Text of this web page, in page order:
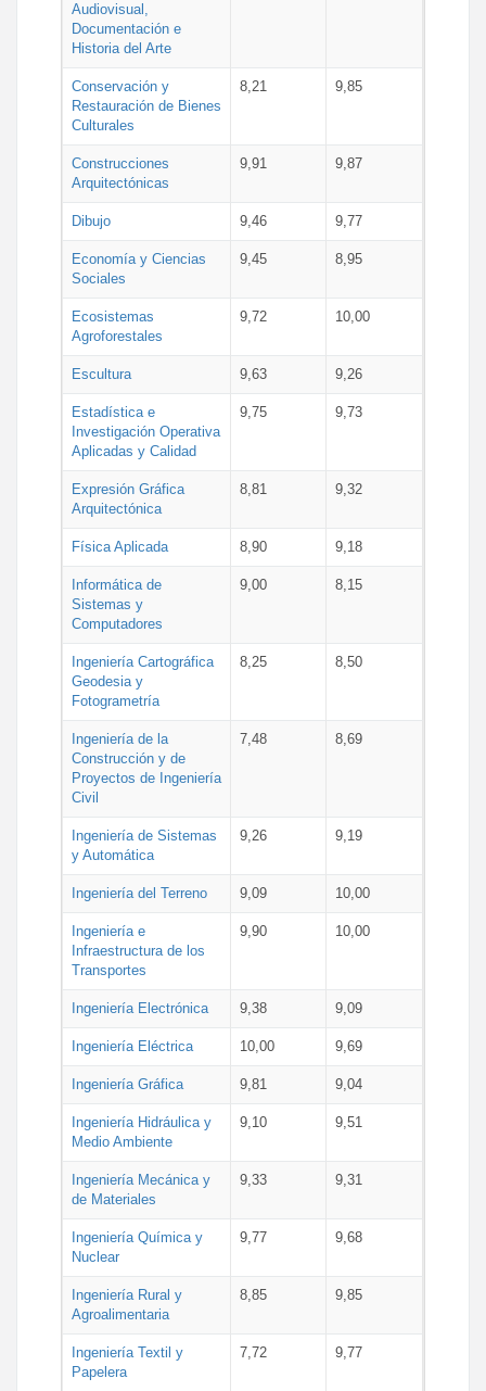
Audiovisual,
Documentación e
Historia del Arte
Conservación y
Restauración de Bienes
Culturales
8,21 9,85
Construcciones
Arquitectónicas
9,91 9,87
Dibujo 9,46 9,77
Economía y Ciencias
Sociales
9,45 8,95
Ecosistemas
Agroforestales
9,72 10,00
Escultura 9,63 9,26
Estadística e
Investigación Operativa
Aplicadas y Calidad
9,75 9,73
Expresión Gráfica
Arquitectónica
8,81 9,32
Física Aplicada 8,90 9,18
Informática de
Sistemas y
Computadores
9,00 8,15
Ingeniería Cartográfica
Geodesia y
Fotogrametría
8,25 8,50
Ingeniería de la
Construcción y de
Proyectos de Ingeniería
Civil
7,48 8,69
Ingeniería de Sistemas
y Automática
9,26 9,19
Ingeniería del Terreno 9,09 10,00
Ingeniería e
Infraestructura de los
Transportes
9,90 10,00
Ingeniería Electrónica 9,38 9,09
Ingeniería Eléctrica 10,00 9,69
Ingeniería Gráfica 9,81 9,04
Ingeniería Hidráulica y
Medio Ambiente
9,10 9,51
Ingeniería Mecánica y
de Materiales
9,33 9,31
Ingeniería Química y
Nuclear
9,77 9,68
Ingeniería Rural y
Agroalimentaria
8,85 9,85
Ingeniería Textil y
Papelera
7,72 9,77